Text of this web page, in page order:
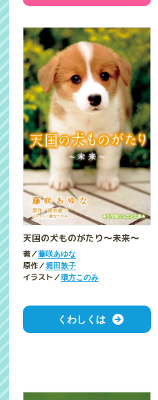
天国の犬ものがたり～未来～
著／藤咲あゆな
原作／堀田敦子
イラスト／環方このみ
くわしくは